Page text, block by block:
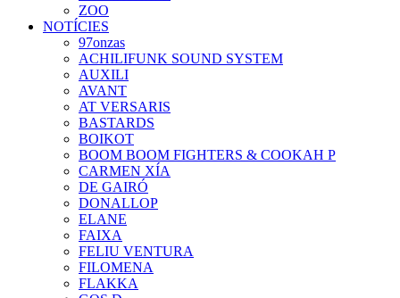
ZOO
NOTÍCIES
97onzas
ACHILIFUNK SOUND SYSTEM
AUXILI
AVANT
AT VERSARIS
BASTARDS
BOIKOT
BOOM BOOM FIGHTERS & COOKAH P
CARMEN XÍA
DE GAIRÓ
DONALLOP
ELANE
FAIXA
FELIU VENTURA
FILOMENA
FLAKKA